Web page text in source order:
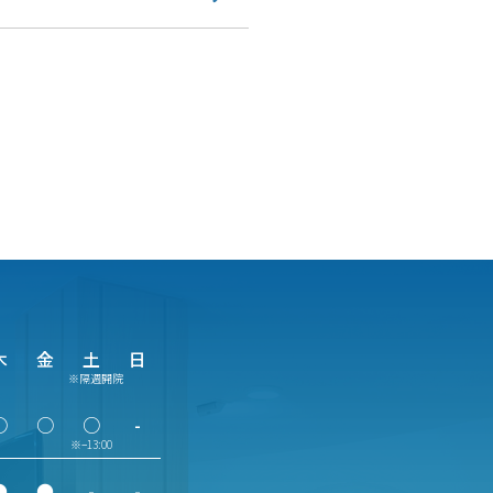
金 土
※隔週開院
日
○ ○
※−13:00
-